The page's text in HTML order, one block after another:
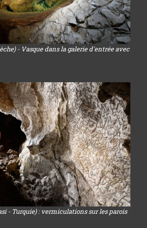
- Vasque dans la galerie d'entrée avec
- Turquie) : vermiculations sur les parois